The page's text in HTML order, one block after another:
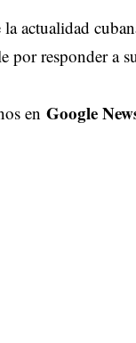
actualidad
por responder a
en Google